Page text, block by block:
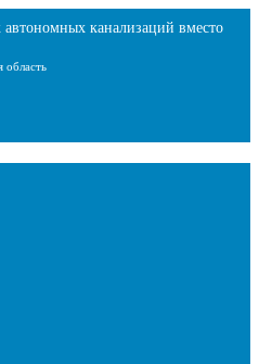
канализаций вместо
область